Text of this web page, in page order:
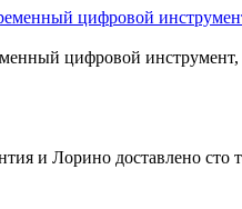
цифровой
цифровой
и Лорино доставлено